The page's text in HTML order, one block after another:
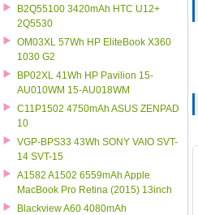
B2Q55100 3420mAh HTC U12+
2Q5530
OM03XL 57Wh HP EliteBook X360
1030 G2
BP02XL 41Wh HP Pavilion 15-
AU010WM 15-AU018WM
C11P1502 4750mAh ASUS ZENPAD
10
VGP-BPS33 43Wh SONY VAIO SVT-
14 SVT-15
A1582 A1502 6559mAh Apple
MacBook Pro Retina (2015) 13inch
Blackview A60 4080mAh